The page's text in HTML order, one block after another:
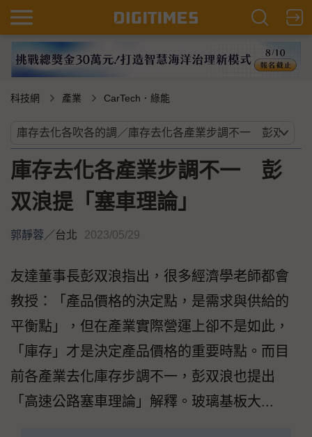
科技網 產業 CarTech．綠能
庫存去化各產業步調不一 彭
双浪提「塞車理論」
郭靜蓉／台北 2023/05/29
友達董事長彭双浪指出，很多經濟學老師都會
教授：「產品價格的決定點，是需求與供給的
平衡點」，但在產業實際營運上卻不是如此，
「庫存」才是決定產品價格的重要時點。而目
前各產業去化庫存步調不一，彭双浪也提出
「高速公路塞車理論」解釋。玻璃基板大...